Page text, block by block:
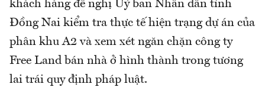
khách hàng đề nghị Uỷ ban Nhân dân tỉnh
Đồng Nai kiểm tra thực tế hiện trạng dự án của
phân khu A2 và xem xét ngăn chặn công ty
Free Land bán nhà ở hình thành trong tương
lai trái quy định pháp luật.